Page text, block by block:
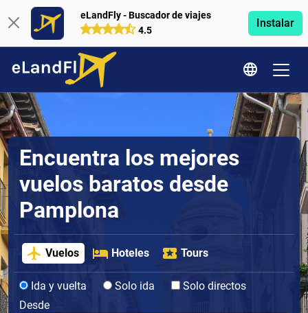
eLandFly - Buscador de viajes
4.5
Instalar
Encuentra los mejores
vuelos baratos desde
Pamplona
Vuelos Hoteles Tours
Ida y vuelta Solo ida
Solo directos
Desde